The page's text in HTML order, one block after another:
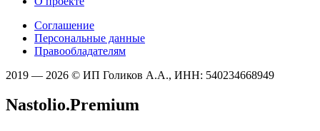
Соглашение
Персональные данные
Правообладателям
2019 — 2026 © ИП Голиков А.А., ИНН: 540234668949
Nastolio.Premium